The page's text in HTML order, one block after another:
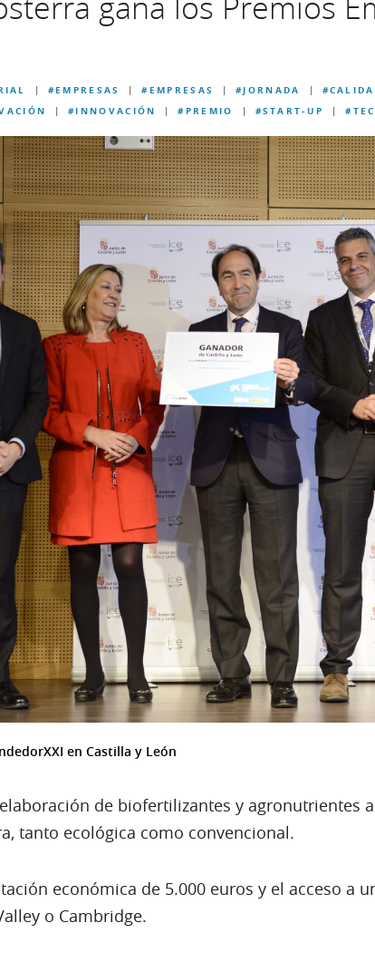
#EMPRESAS |#EMPRESAS |#JORNADA
|#INNOVACIÓN |#PREMIO #START-UP |
en Castilla y León
de biofertilizantes y agronutrientes
tanto ecológica como convencional.
económica de 5.000 euros y el acceso a
o Cambridge.